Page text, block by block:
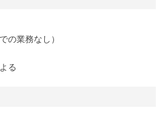
の業務なし）
る